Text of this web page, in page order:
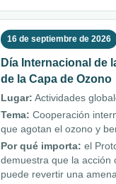
16 de septiembre de 2026
Día Internacional de
de la Capa de Ozono
Lugar: Actividades
Tema: Cooperación
que agotan el ozono y
Por qué importa: el
demuestra que la acción
puede revertir una